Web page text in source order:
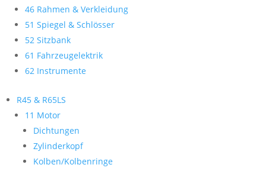
46 Rahmen & Verkleidung
51 Spiegel & Schlösser
52 Sitzbank
61 Fahrzeugelektrik
62 Instrumente
R45 & R65LS
11 Motor
Dichtungen
Zylinderkopf
Kolben/Kolbenringe